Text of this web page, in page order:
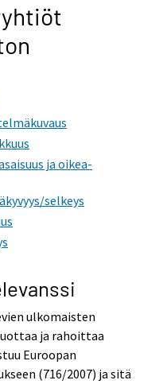
ja oikea-
selkeys
ulkomaisten
ja rahoittaa
Euroopan
(716/2007) ja sitä